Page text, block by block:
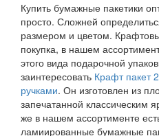
Купить бумажные пакетики
просто. Сложней
размером и цветом.
покупка, в нашем
этого вида подарочной
заинтересовать Крафт пакет
ручками. Он изготовлен из
запечатанной классическим
же в нашем ассортименте
ламиированные бумажные